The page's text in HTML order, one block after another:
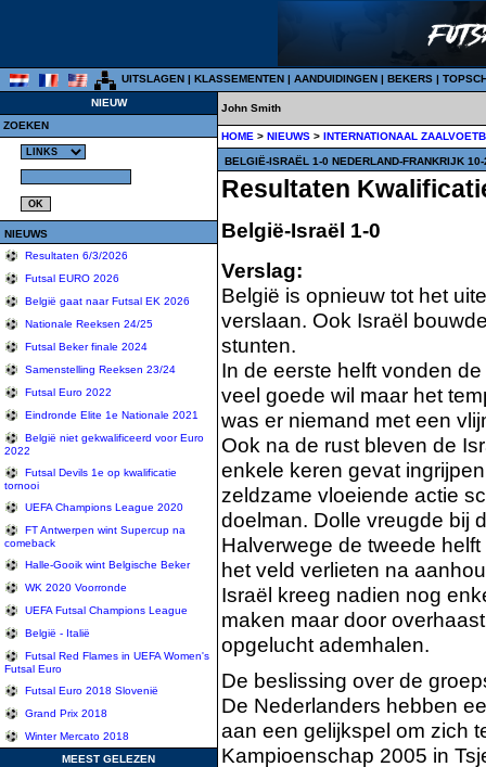
UITSLAGEN | KLASSEMENTEN | AANDUIDINGEN | BEKERS |
NIEUW
ZOEKEN
NIEUWS
Resultaten 6/3/2026
Futsal EURO 2026
België gaat naar Futsal EK 2026
Nationale Reeksen 24/25
Futsal Beker finale 2024
Samenstelling Reeksen 23/24
Futsal Euro 2022
Eindronde Elite 1e Nationale 2021
België niet gekwalificeerd voor Euro
2022
Futsal Devils 1e op kwalificatie
tornooi
UEFA Champions League 2020
FT Antwerpen wint Supercup na
comeback
Halle-Gooik wint Belgische Beker
WK 2020 Voorronde
UEFA Futsal Champions League
België - Italië
Futsal Red Flames in UEFA Women's
Futsal Euro
Futsal Euro 2018 Slovenië
Grand Prix 2018
Winter Mercato 2018
MEEST GELEZEN
John Smith
HOME > NIEUWS > INTERNATIONAAL
BELGIË-ISRAËL 1-0 NEDERLAND-FRANKRIJK
Resultaten
België-Israël 1-0
Verslag:
België is opnieuw tot het
verslaan. Ook Israël
stunten.
In de eerste helft vonden
veel goede wil maar het
was er niemand met een
Ook na de rust bleven de
enkele keren gevat
zeldzame vloeiende actie
doelman. Dolle vreugde bij
Halverwege de tweede
het veld verlieten na
Israël kreeg nadien nog
maken maar door
opgelucht ademhalen.
De beslissing over de
De Nederlanders hebben
aan een gelijkspel om zich
Kampioenschap 2005 in